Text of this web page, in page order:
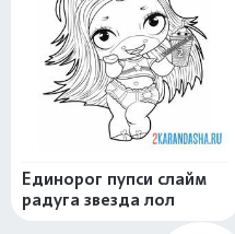
Единорог пупси слайм
радуга звезда лол